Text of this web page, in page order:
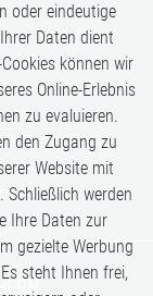
oder eindeutige
Daten dient
können wir
Online-Erlebnis
zu evaluieren.
den Zugang zu
Website mit
werden
Ihre Daten zur
gezielte Werbung
steht Ihnen frei,